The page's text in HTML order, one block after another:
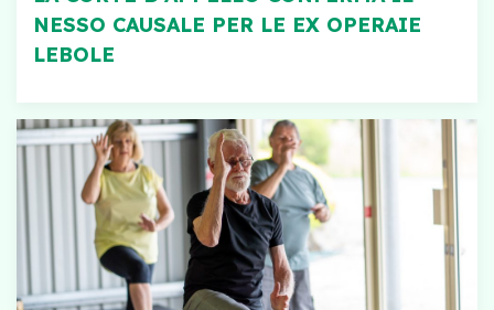
NESSO CAUSALE PER LE EX OPERAIE
LEBOLE